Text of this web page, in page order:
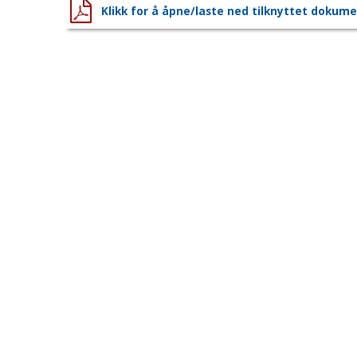
Klikk for å åpne/laste ned tilknyttet